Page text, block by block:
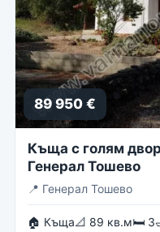
89 950 €
Къща с голям
Генерал Тошево
📍 Генерал Тошево
🏠 Къща📐 89 кв.м🛏 3